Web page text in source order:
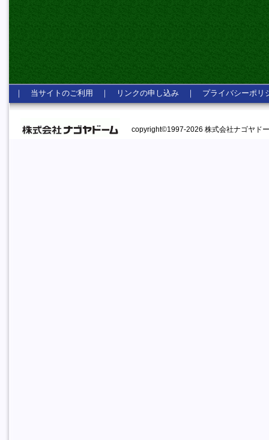
｜ 当サイトのご利用 ｜ リンクの申し込み ｜ プライバシーポリ
copyright©1997-2026 株式会社ナゴヤド